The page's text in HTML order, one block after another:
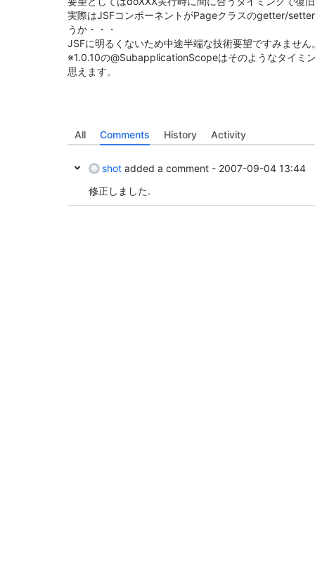
実際はJSFコンポーネントがPageクラスのgetter/
うか・・・
JSFに明るくないため中途半端な技術要望ですみません
※1.0.10の@SubapplicationScopeはそのようなタイミ
思えます。
All Comments History Activity
shot added a comment - 2007-09-04 13:44
修正しました.